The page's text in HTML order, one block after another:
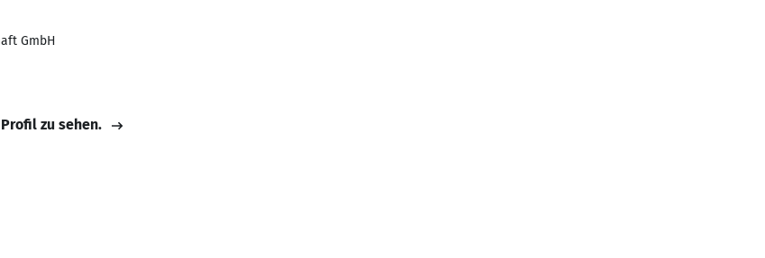
GmbH
zu sehen.